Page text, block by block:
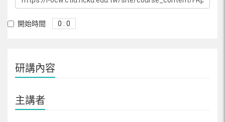
05-一定需要暸解的彈性薪資
07-跨領域教學經驗分享
葉婉如 副教授 / 社會科學院法律系
08-當 1.5Ｍ 出現時…
陳璽任 助理教授 / 規劃設計學院工業設計學系
開始時間 0 : 0
研講內容
主講者